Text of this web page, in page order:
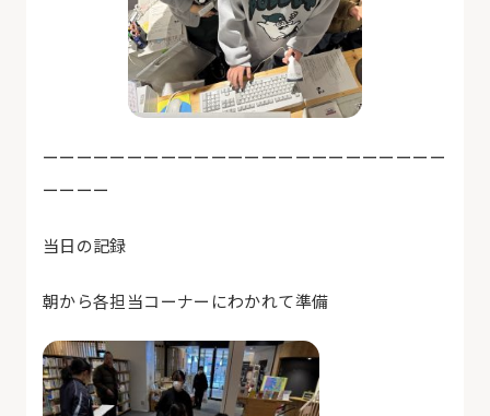
ーーーーーーーーーーーーーーーーーーーーーーーー
ーーーー
当日の記録
朝から各担当コーナーにわかれて準備